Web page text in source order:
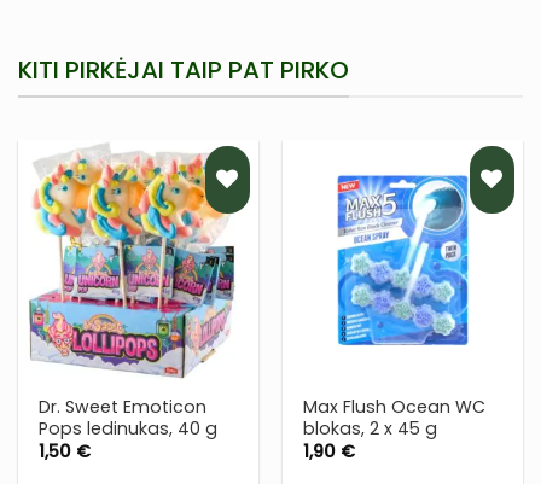
KITI PIRKĖJAI TAIP PAT PIRKO
PRIDĖTI
Į NORŲ
SĄRAŠĄ
Dr. Sweet Emoticon
Pops ledinukas, 40 g
1,50 €
PRIDĖTI
Į NORŲ
SĄRAŠĄ
Max Flush Ocean WC
blokas, 2 x 45 g
1,90 €